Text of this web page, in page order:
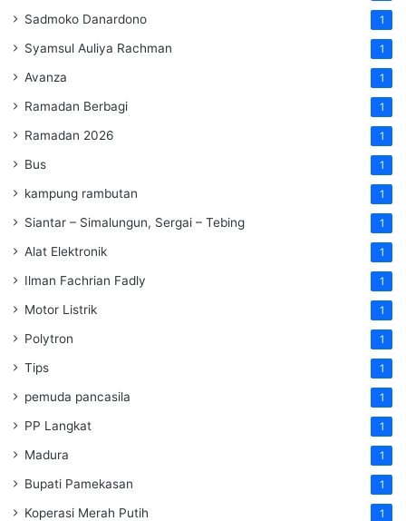
Sadmoko Danardono 1
Syamsul Auliya Rachman 1
Avanza 1
Ramadan Berbagi 1
Ramadan 2026 1
Bus 1
kampung rambutan 1
Siantar – Simalungun, Sergai – Tebing 1
Alat Elektronik 1
Ilman Fachrian Fadly 1
Motor Listrik 1
Polytron 1
Tips 1
pemuda pancasila 1
PP Langkat 1
Madura 1
Bupati Pamekasan 1
Koperasi Merah Putih 1